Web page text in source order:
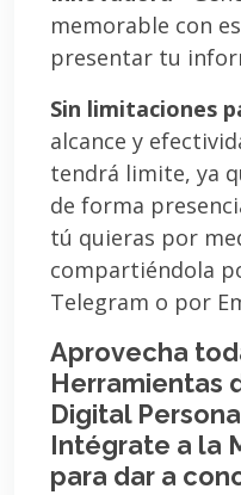
memorable con
presentar tu
Sin limitaciones
alcance y
tendrá limite, ya
de forma
tú quieras por
compartiéndola
Telegram o por
Aprovecha
Herramientas
Digital
Intégrate a la
para dar a